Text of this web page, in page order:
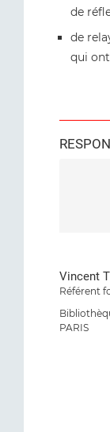
de
de
qui
Vincent
Référent
PARIS